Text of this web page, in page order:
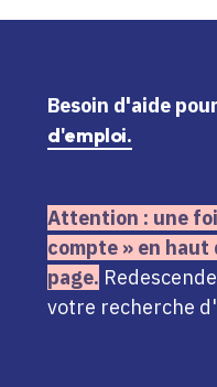
Besoin d'aide
d'emploi.
Attention : une
compte » en
page.
votre recherche